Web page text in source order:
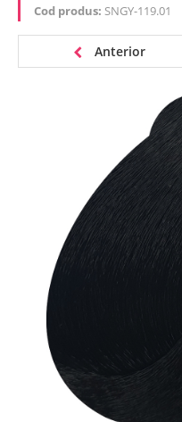
Cod produs: SNGY-119.01
Anterior